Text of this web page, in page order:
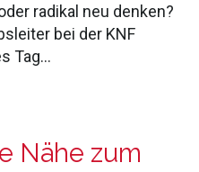
radikal neu denken?
bei der KNF
Tag…
Nähe zum